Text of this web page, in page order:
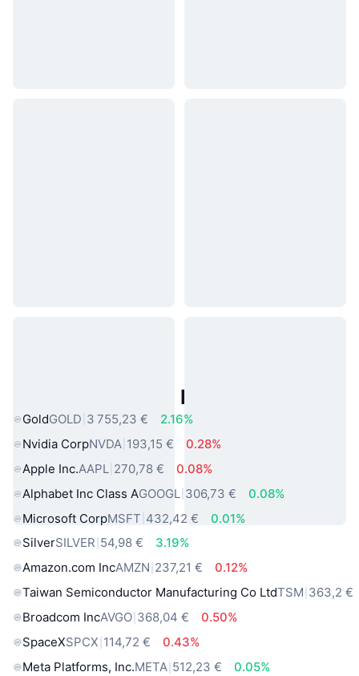
Actifs du Monde Réel Populaires
GoldGOLD 3 755,23 €
2.16%
Nvidia CorpNVDA 193,15 €
0.28%
Apple Inc.AAPL 270,78 €
0.08%
Alphabet Inc Class AGOOGL 306,73 €
0.08%
Microsoft CorpMSFT 432,42 €
0.01%
SilverSILVER 54,98 €
3.19%
Amazon.com IncAMZN 237,21 €
0.12%
Taiwan Semiconductor Manufacturing Co LtdTSM 363,2 €
Broadcom IncAVGO 368,04 €
0.50%
SpaceXSPCX 114,72 €
0.43%
Meta Platforms, Inc.META 512,23 €
0.05%